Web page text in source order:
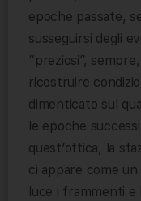
epoche passate,
susseguirsi degli
“preziosi”,
ricostruire
dimenticato sul
le epoche
quest’ottica, la
ci appare come
luce i frammenti